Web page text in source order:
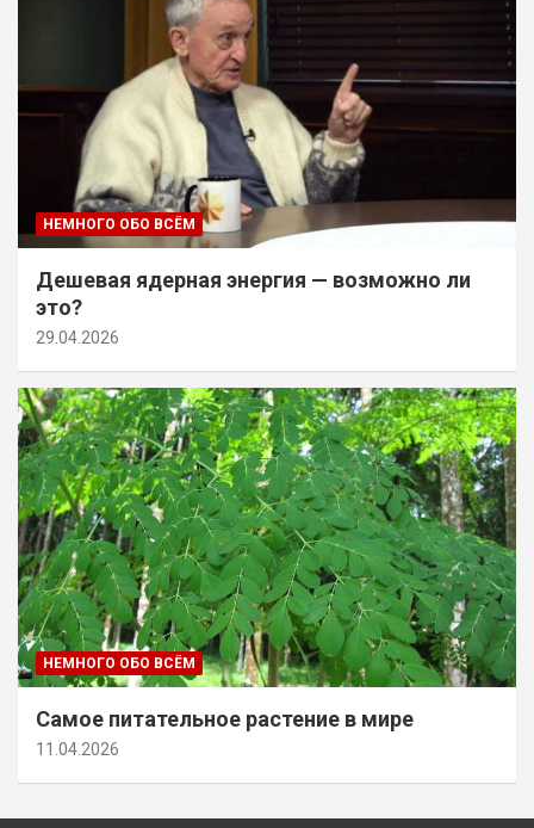
НЕМНОГО ОБО ВСЁМ
Дешевая ядерная энергия — возможно ли
это?
29.04.2026
НЕМНОГО ОБО ВСЁМ
Самое питательное растение в мире
11.04.2026